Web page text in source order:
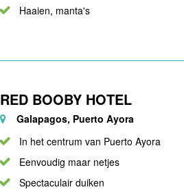
Haaien, manta's
RED BOOBY HOTEL
Galapagos, Puerto Ayora
In het centrum van Puerto Ayora
Eenvoudig maar netjes
Spectaculair duiken